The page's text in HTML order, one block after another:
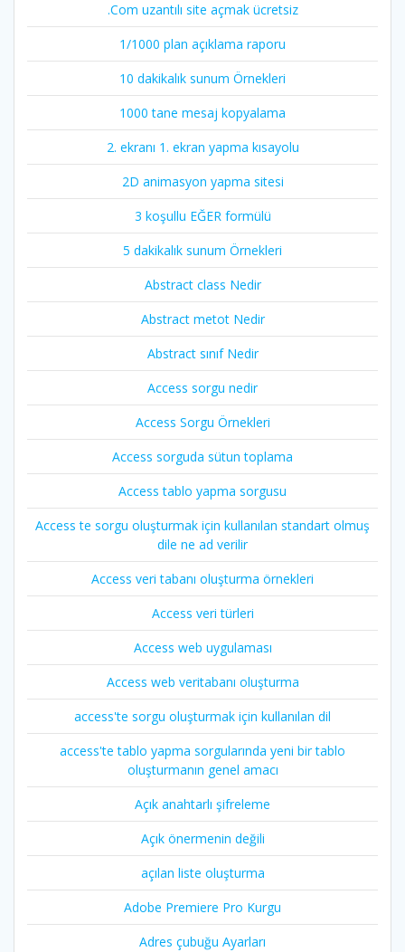
.Com uzantılı site açmak ücretsiz
1/1000 plan açıklama raporu
10 dakikalık sunum Örnekleri
1000 tane mesaj kopyalama
2. ekranı 1. ekran yapma kısayolu
2D animasyon yapma sitesi
3 koşullu EĞER formülü
5 dakikalık sunum Örnekleri
Abstract class Nedir
Abstract metot Nedir
Abstract sınıf Nedir
Access sorgu nedir
Access Sorgu Örnekleri
Access sorguda sütun toplama
Access tablo yapma sorgusu
Access te sorgu oluşturmak için kullanılan standart olmuş
dile ne ad verilir
Access veri tabanı oluşturma örnekleri
Access veri türleri
Access web uygulaması
Access web veritabanı oluşturma
access'te sorgu oluşturmak için kullanılan dil
access'te tablo yapma sorgularında yeni bir tablo
oluşturmanın genel amacı
Açık anahtarlı şifreleme
Açık önermenin değili
açılan liste oluşturma
Adobe Premiere Pro Kurgu
Adres çubuğu Ayarları